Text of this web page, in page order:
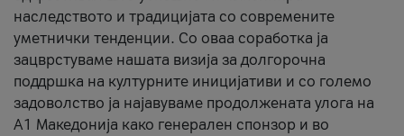
наследството и традицијата со современите
уметнички тенденции. Со оваа соработка ја
зацврстуваме нашата визија за долгорочна
поддршка на културните иницијативи и со големо
задоволство ја најавуваме продолжената улога на
A1 Македонија како генерален спонзор и во